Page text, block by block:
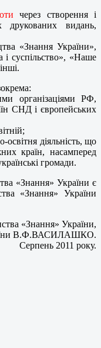
через створення і
друкованих видань,
«Знання України»,
і суспільство», «Наше
організаціями РФ,
СНД і європейських
освітня діяльність, що
країн, насамперед
громади.
«Знання» України є
«Знання» України
«Знання» України,
В.Ф.ВАСИЛАШКО.
Серпень 2011 року.